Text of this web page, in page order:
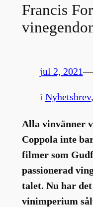
Francis
jul 2, 2021—
i Nyhetsbrev,
Alla vinvänner
Coppola inte
filmer som
passionerad
talet. Nu har
vinimperium